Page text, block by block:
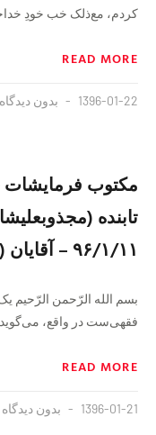
کردم، مع‌ذلک خب خودِ
READ MORE
1396-01-22 بدون دیدگاه
مکتوب
تابنده
۹۶/۱/۱۱ – آقایان (پاسخ به تحیت و تبریک سال نو)
بسم الله الرّحمن الرّحیم
فقهی‌ست در واقع،
READ MORE
1396-01-21 بدون دیدگاه